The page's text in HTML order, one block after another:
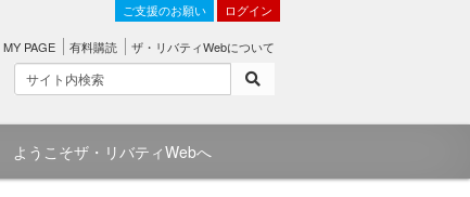
ご支援のお願い ログイン
MY PAGE 有料購読 ザ・リバティWebについて
ようこそザ・リバティWebへ